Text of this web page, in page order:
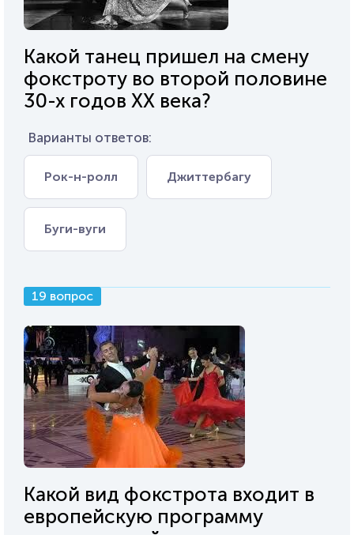
Какой танец пришел на смену
фокстроту во второй половине
30-х годов XX века?
Варианты ответов:
Рок-н-ролл Джиттербагу
Буги-вуги
19 вопрос
Какой вид фокстрота входит в
европейскую программу